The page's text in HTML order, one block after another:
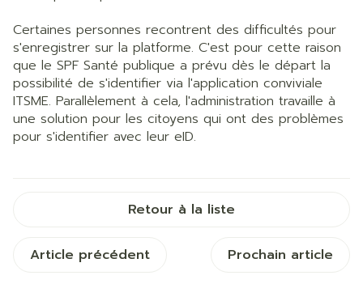
Certaines personnes recontrent des difficultés pour
s'enregistrer sur la platforme. C'est pour cette raison
que le SPF Santé publique a prévu dès le départ la
possibilité de s'identifier via l'application conviviale
ITSME. Parallèlement à cela, l'administration travaille à
une solution pour les citoyens qui ont des problèmes
pour s'identifier avec leur eID.
Retour à la liste
Article précédent Prochain article